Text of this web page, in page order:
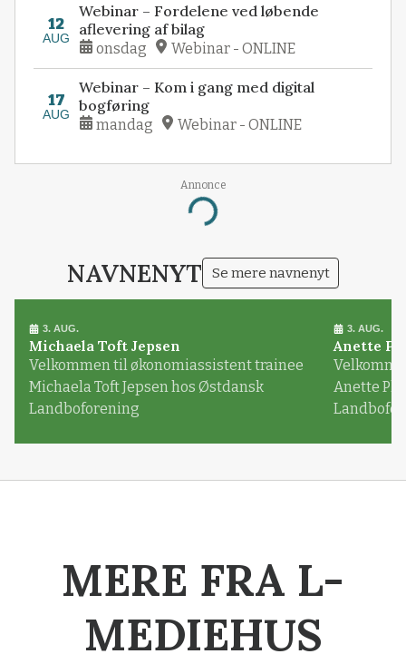
12
AUG
Webinar – Fordelene ved løbende
aflevering af bilag
onsdag Webinar - ONLINE
17
AUG
Webinar – Kom i gang med digital
bogføring
mandag Webinar - ONLINE
Annonce
Loading...
NAVNENYT Se mere navnenyt
3. AUG.
Michaela Toft Jepsen
Velkommen til økonomiassistent trainee
Michaela Toft Jepsen hos Østdansk
Landboforening
3. AUG.
Anette
Anette
MERE FRA L-
MEDIEHUS